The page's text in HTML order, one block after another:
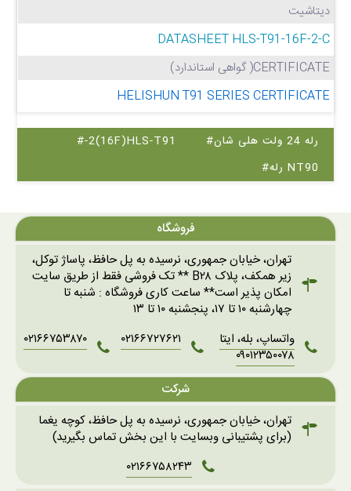
دیتاشیت
DATASHEET HLS-T91-16F-2-C
CERTIFICATE( گواهی استاندارد)
HELISHUN T91 SERIES CERTIFICATE
#رله 24 ولت هلی شان
#-2(16F)HLS-T91
#رله NT90
فروشگاه
تهران، خیابان جمهوری، نرسیده به پل حافظ، پاساژ توکل،
زیر همکف، پلاک B۲۸ ** تک فروشی فقط از طریق سایت
امکان پذیر است** ساعت کاری فروشگاه : شنبه تا
چهارشنبه ۱۰ تا ۱۷، پنجشنبه ۱۰ تا ۱۳
واتساپ، بله، ایتا
۰۹۰۱۲۳۵۰۰۷۸
۰۲۱۶۶۷۲۷۶۲۱ ۰۲۱۶۶۷۵۳۸۷۰
شرکت
تهران، خیابان جمهوری، نرسیده به پل حافظ، کوچه یغما
(برای پشتیبانی وبسایت با این بخش تماس بگیرید)
۰۲۱۶۶۷۵۸۲۴۳